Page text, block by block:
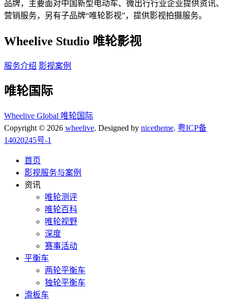
品牌，主要面对中国新型电动车、微出行行业企业提供资讯、
营销服务，另有子品牌“唯轮影视”，提供影视拍摄服务。
Wheelive Studio 唯轮影视
服务介绍 影视案例
唯轮国际
Wheelive Global 唯轮国际
Copyright © 2026 wheelive. Designed by nicetheme. 粤ICP备
14020245号-1
首页
影视服务与案例
资讯
唯轮测评
唯轮百科
唯轮视野
深度
赛事活动
平衡车
两轮平衡车
独轮平衡车
滑板车